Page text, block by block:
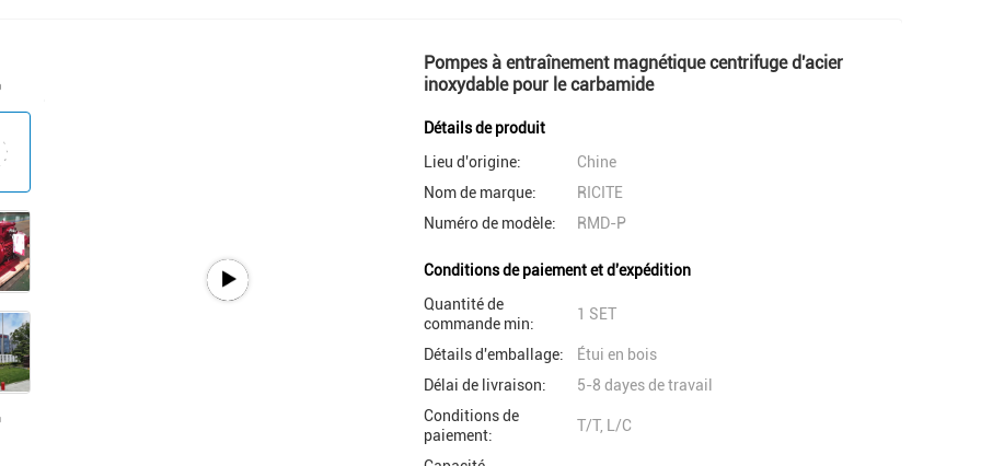
Pompes à entraînement magnétique centrifuge d'acier
inoxydable pour le carbamide
Détails de produit
Lieu d'origine:
Chine
Nom de marque:
RICITE
Numéro de modèle:
RMD-P
Conditions de paiement et d'expédition
Quantité de
commande min:
1 SET
Détails d'emballage:
Étui en bois
Délai de livraison:
5-8 dayes de travail
Conditions de
paiement:
T/T, L/C